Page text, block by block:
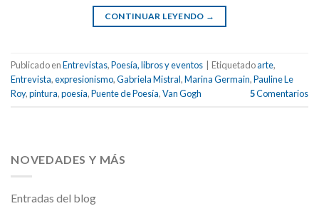
CONTINUAR LEYENDO →
Publicado enEntrevistas,Poesía, libros y eventos Etiquetadoarte,
Entrevista,expresionismo,Gabriela Mistral,Marina Germain,Pauline Le
Roy,pintura,poesía,Puente de Poesía,Van Gogh 5Comentarios
NOVEDADES Y MÁS
Entradas del blog